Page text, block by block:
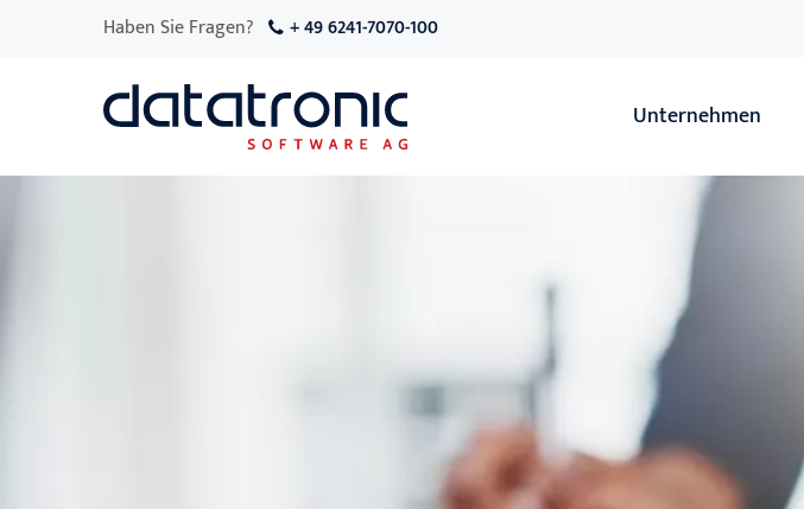
Haben Sie Fragen? + 49 6241-7070-100
Unternehmen